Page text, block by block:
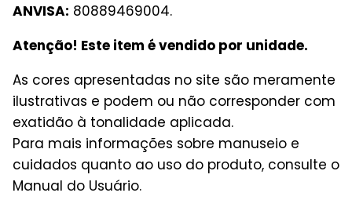
ANVISA: 80889469004.
Atenção! Este item é vendido por unidade.
As cores apresentadas no site são meramente
ilustrativas e podem ou não corresponder com
exatidão à tonalidade aplicada.
Para mais informações sobre manuseio e
cuidados quanto ao uso do produto, consulte o
Manual do Usuário.